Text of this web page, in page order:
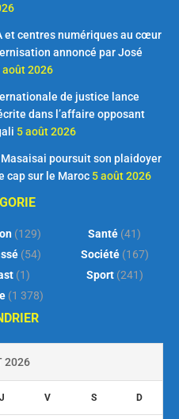
et centres numériques au cœur
annoncé par José
août 2026
de justice lance
dans l’affaire opposant
5 août 2026
poursuit son plaidoyer
cap sur le Maroc 5 août 2026
(129)
(54)
(1)
(1 378)
Santé (41)
Société(167)
Sport(241)
2026
J V S D